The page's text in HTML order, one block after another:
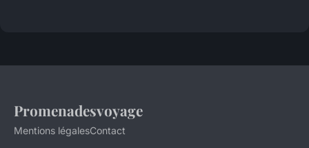
Promenadesvoyage
Mentions légalesContact